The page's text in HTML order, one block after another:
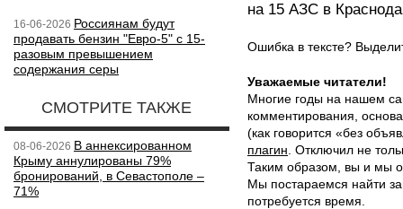
16-06-2026 Россиянам будут
продавать бензин "Евро-5" с 15-
разовым превышением
содержания серы
СМОТРИТЕ ТАКЖЕ
08-06-2026 В аннексированном
Крыму аннулированы 79%
бронирований, в Севастополе –
71%
на 15 АЗС в
Ошибка в тексте?
Уважаемые читатели!
Многие годы на нашем
комментирования,
(как говорится «без
плагин . Отключил не
Таким образом, вы и мы
Мы постараемся найти
потребуется время.